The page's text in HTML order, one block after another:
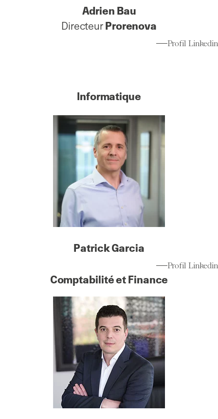
Adrien Bau
DirecteurProrenova
Profil Linkedin
Informatique
Patrick Garcia
Profil Linkedin
Comptabilité et Finance